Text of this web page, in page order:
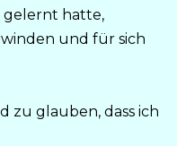
gelernt hatte,
und für sich
zu glauben, dass ich